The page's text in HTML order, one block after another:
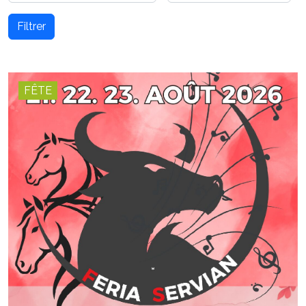
Filtrer
FÊTE